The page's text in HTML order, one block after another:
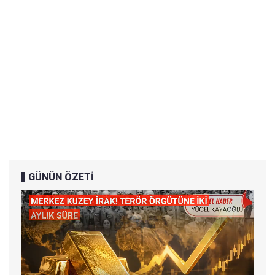
GÜNÜN ÖZETİ